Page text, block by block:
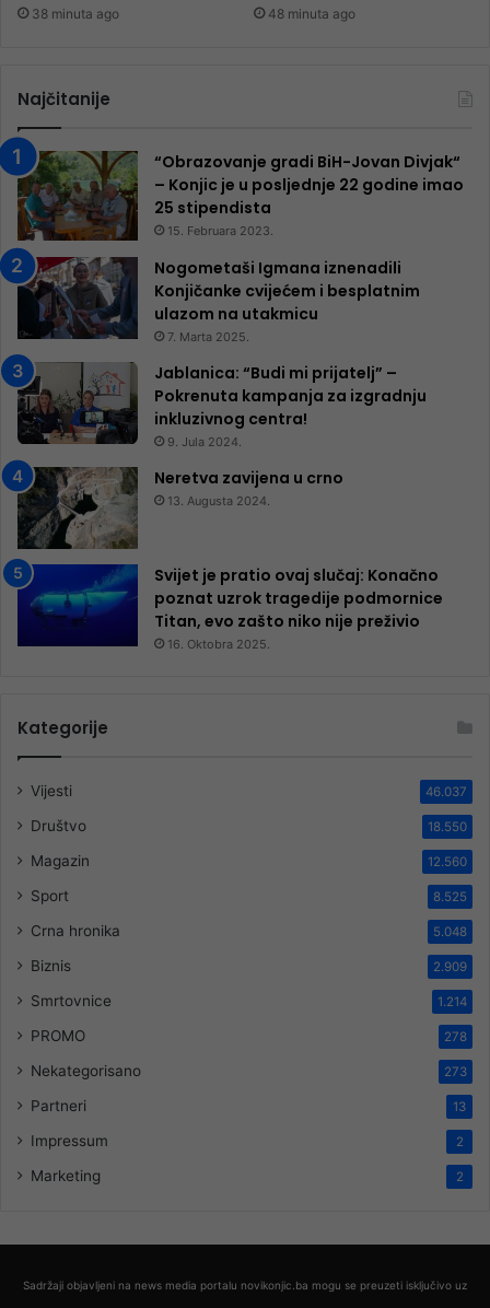
38 minuta ago 48 minuta ago
Najčitanije
“Obrazovanje gradi BiH-Jovan Divjak“
– Konjic je u posljednje 22 godine imao
25 ​​stipendista
15. Februara 2023.
Nogometaši Igmana iznenadili
Konjičanke cvijećem i besplatnim
ulazom na utakmicu
7. Marta 2025.
Jablanica: “Budi mi prijatelj” –
Pokrenuta kampanja za izgradnju
inkluzivnog centra!
9. Jula 2024.
Neretva zavijena u crno
13. Augusta 2024.
Svijet je pratio ovaj slučaj: Konačno
poznat uzrok tragedije podmornice
Titan, evo zašto niko nije preživio
16. Oktobra 2025.
Kategorije
Vijesti 46.037
Društvo 18.550
Magazin 12.560
Sport 8.525
Crna hronika 5.048
Biznis 2.909
Smrtovnice 1.214
PROMO 278
Nekategorisano 273
Partneri 13
Impressum 2
Marketing 2
Sadržaji objavljeni na news media portalu novikonjic.ba mogu se preuzeti isključivo uz